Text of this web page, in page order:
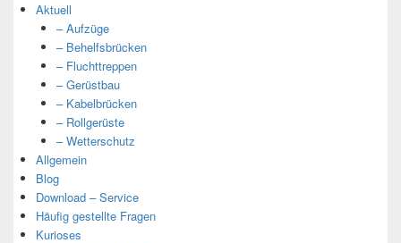
Aktuell
– Aufzüge
– Behelfsbrücken
– Fluchttreppen
– Gerüstbau
– Kabelbrücken
– Rollgerüste
– Wetterschutz
Allgemein
Blog
Download – Service
Häufig gestellte Fragen
Kurioses